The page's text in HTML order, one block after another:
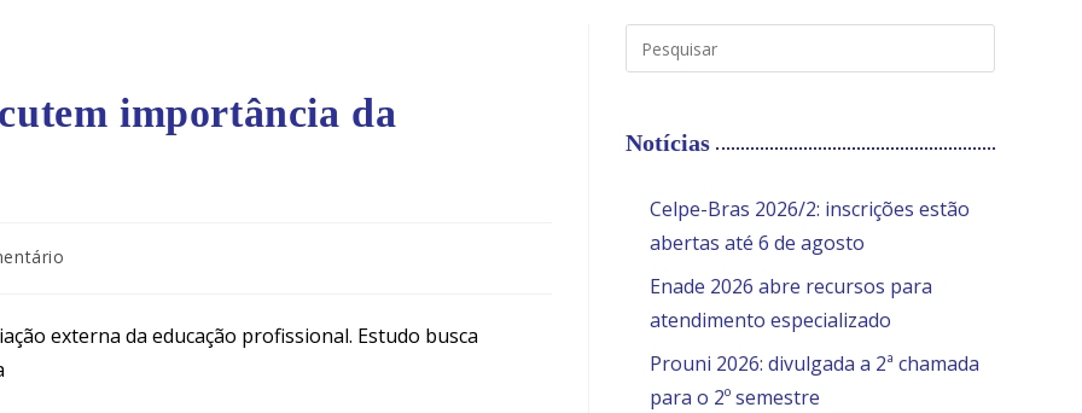
importância da
externa da educação profissional. Estudo busca
Escape
Notícias
Celpe-Bras 2026/2: inscrições estão
abertas até 6 de agosto
Enade 2026 abre recursos para
atendimento especializado
Prouni 2026: divulgada a 2ª chamada
para o 2º semestre